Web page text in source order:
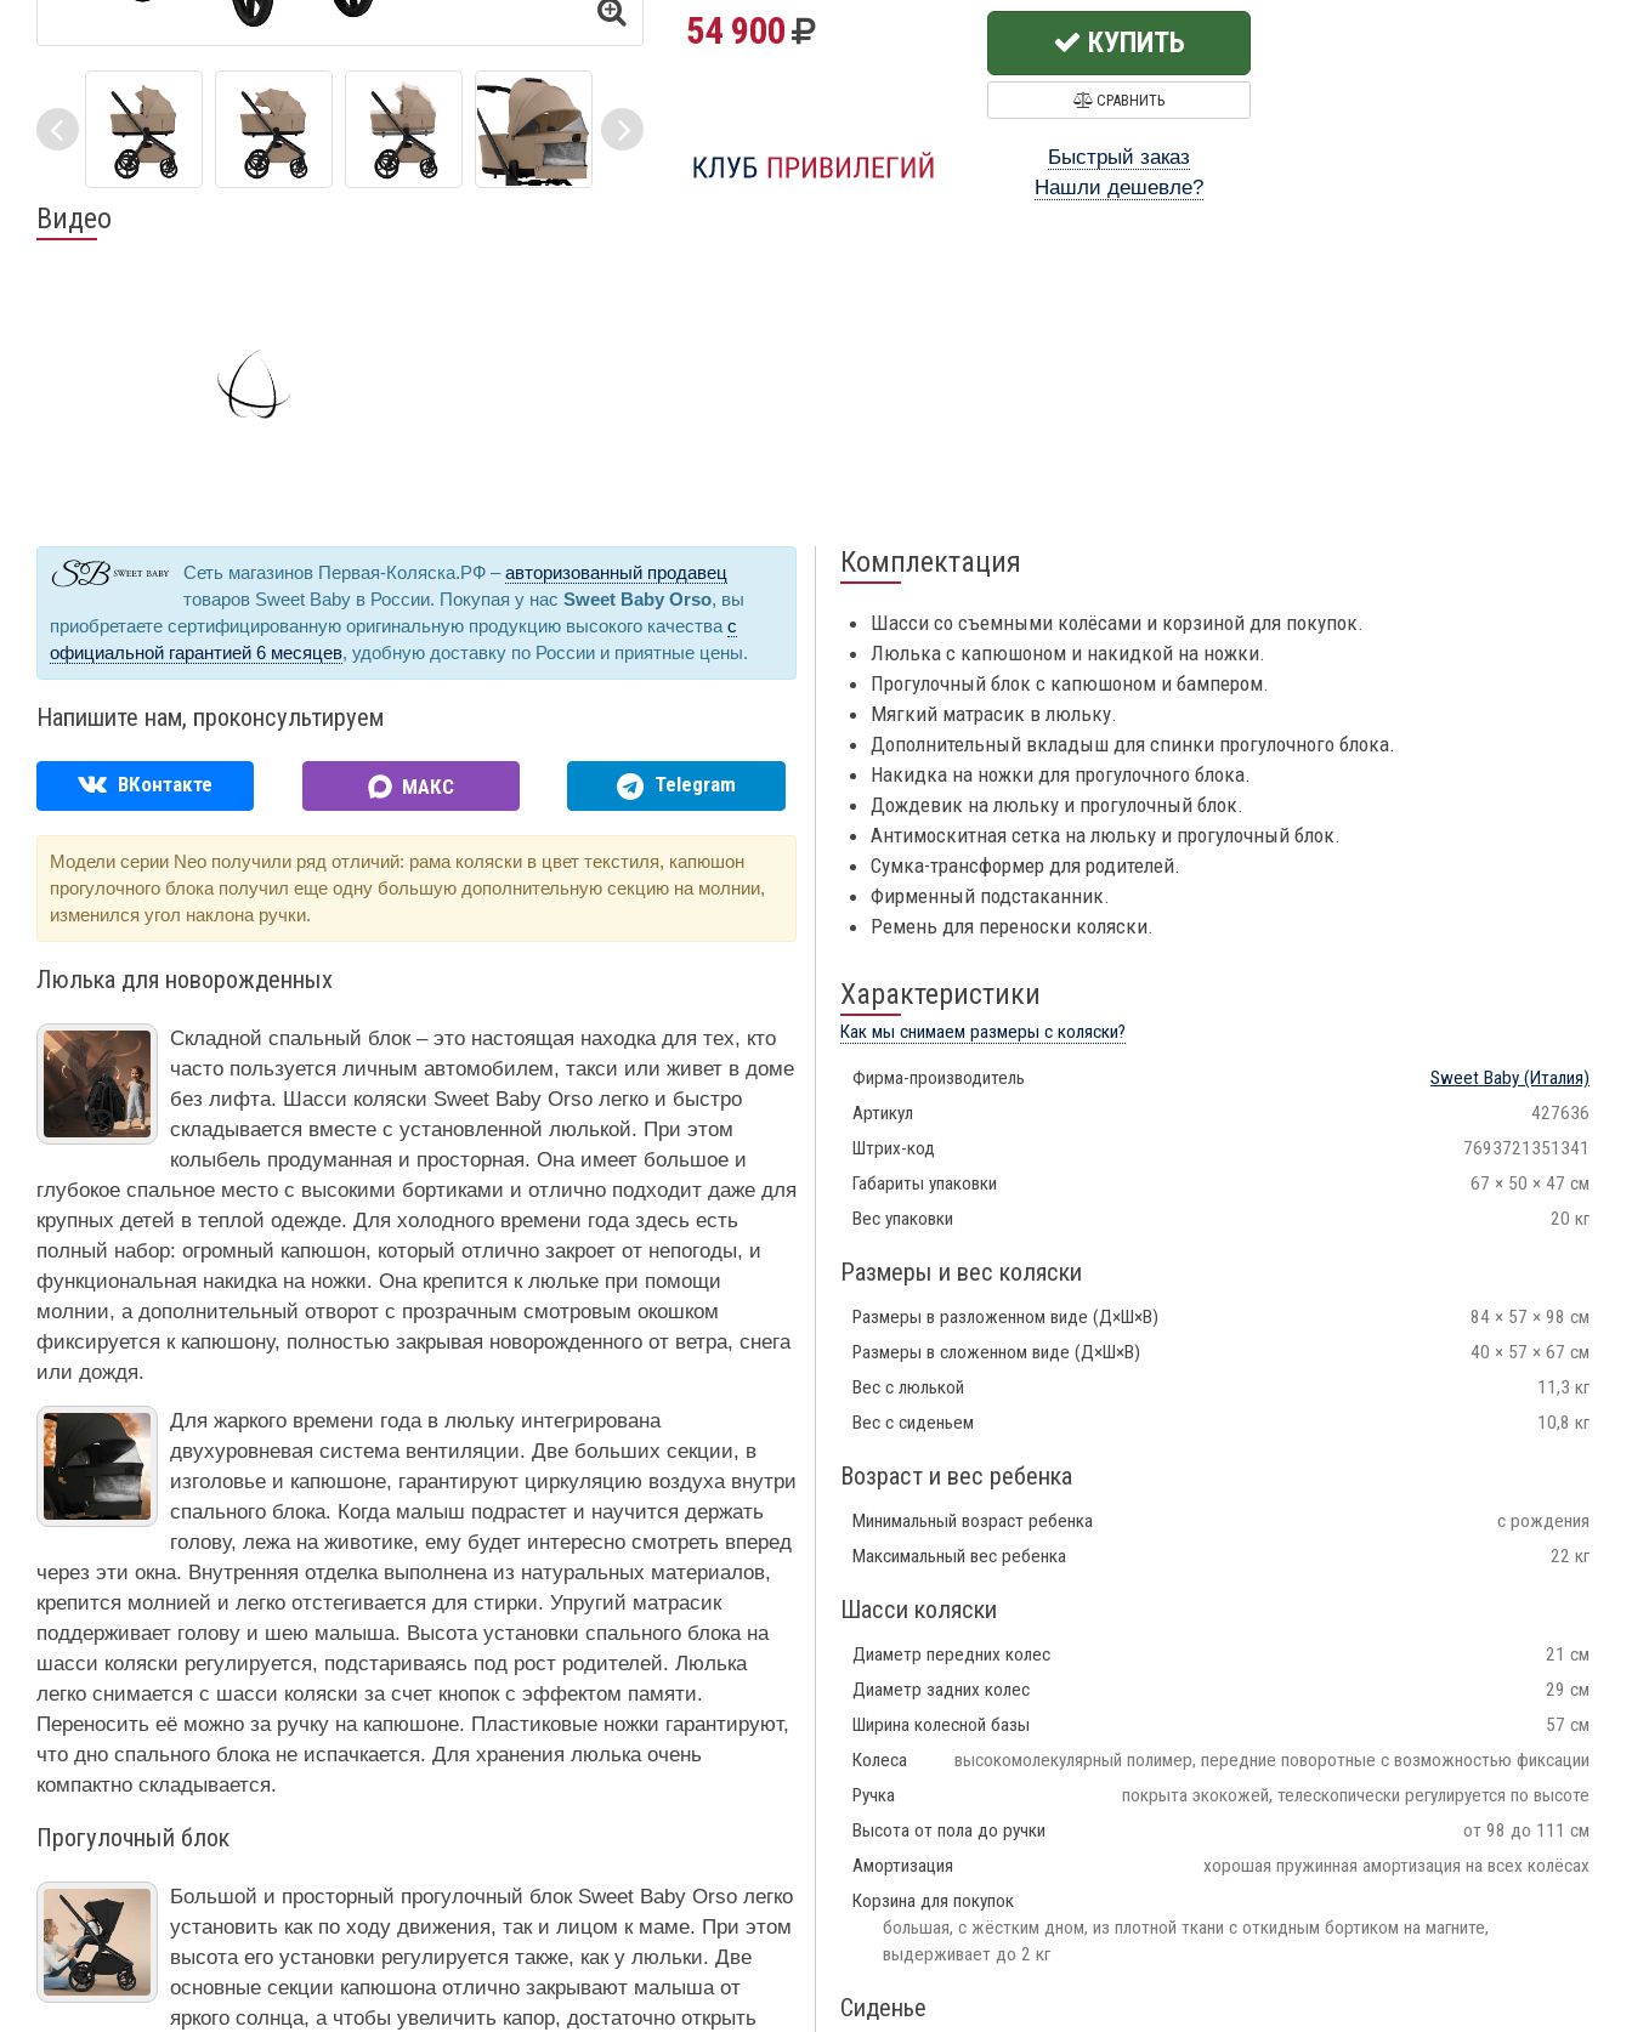
54 900 КУПИТЬ
СРАВНИТЬ
Быстрый заказ
Нашли дешевле?
Видео
Сеть магазинов Первая-Коляска.РФ –авторизованный продавец
товаров Sweet Baby в России. Покупая у нас Sweet Baby Orso, вы
приобретаете сертифицированную оригинальную продукцию высокого качества с
официальной гарантией 6 месяцев, удобную доставку по России и приятные цены.
Напишите нам, проконсультируем
ВКонтакте МАКС Telegram
Модели серии Neo получили ряд отличий: рама коляски в цвет текстиля, капюшон
прогулочного блока получил еще одну большую дополнительную секцию на молнии,
изменился угол наклона ручки.
Люлька для новорожденных
Складной спальный блок – это настоящая находка для тех, кто
часто пользуется личным автомобилем, такси или живет в доме
без лифта. Шасси коляски Sweet Baby Orso легко и быстро
складывается вместе с установленной люлькой. При этом
колыбель продуманная и просторная. Она имеет большое и
глубокое спальное место с высокими бортиками и отлично подходит даже для
крупных детей в теплой одежде. Для холодного времени года здесь есть
полный набор: огромный капюшон, который отлично закроет от непогоды, и
функциональная накидка на ножки. Она крепится к люльке при помощи
молнии, а дополнительный отворот с прозрачным смотровым окошком
фиксируется к капюшону, полностью закрывая новорожденного от ветра, снега
или дождя.
Для жаркого времени года в люльку интегрирована
двухуровневая система вентиляции. Две больших секции, в
изголовье и капюшоне, гарантируют циркуляцию воздуха внутри
спального блока. Когда малыш подрастет и научится держать
голову, лежа на животике, ему будет интересно смотреть вперед
через эти окна. Внутренняя отделка выполнена из натуральных материалов,
крепится молнией и легко отстегивается для стирки. Упругий матрасик
поддерживает голову и шею малыша. Высота установки спального блока на
шасси коляски регулируется, подстариваясь под рост родителей. Люлька
легко снимается с шасси коляски за счет кнопок с эффектом памяти.
Переносить её можно за ручку на капюшоне. Пластиковые ножки гарантируют,
что дно спального блока не испачкается. Для хранения люлька очень
компактно складывается.
Прогулочный блок
Большой и просторный прогулочный блок Sweet Baby Orso легко
установить как по ходу движения, так и лицом к маме. При этом
высота его установки регулируется также, как у люльки. Две
основные секции капюшона отлично закрывают малыша от
яркого солнца, а чтобы увеличить капор, достаточно открыть
Комплектация
Шасси со съемными колёсами и корзиной для покупок.
Люлька с капюшоном и накидкой на ножки.
Прогулочный блок с капюшоном и бампером.
Мягкий матрасик в люльку.
Дополнительный вкладыш для спинки прогулочного блока.
Накидка на ножки для прогулочного блока.
Дождевик на люльку и прогулочный блок.
Антимоскитная сетка на люльку и прогулочный блок.
Сумка-трансформер для родителей.
Фирменный подстаканник.
Ремень для переноски коляски.
Характеристики
Как мы снимаем размеры с коляски?
Фирма-производитель Sweet Baby (Италия)
Артикул
427636
Штрих-код
7693721351341
Габариты упаковки
67 × 50 × 47 см
Вес упаковки
20 кг
Размеры и вес коляски
Размеры в разложенном виде (Д×Ш×В)
84 × 57 × 98 см
Размеры в сложенном виде (Д×Ш×В)
40 × 57 × 67 см
Вес с люлькой
11,3 кг
Вес с сиденьем
10,8 кг
Возраст и вес ребенка
Минимальный возраст ребенка
с рождения
Максимальный вес ребенка
22 кг
Шасси коляски
Диаметр передних колес
21 см
Диаметр задних колес
29 см
Ширина колесной базы
57 см
Колеса
высокомолекулярный полимер, передние поворотные с возможностью фиксации
Ручка
покрыта экокожей, телескопически регулируется по высоте
Высота от пола до ручки
от 98 до 111 см
Амортизация
хорошая пружинная амортизация на всех колёсах
Корзина для покупок
большая, с жёстким дном, из плотной ткани с откидным бортиком на магните,
выдерживает до 2 кг
Сиденье